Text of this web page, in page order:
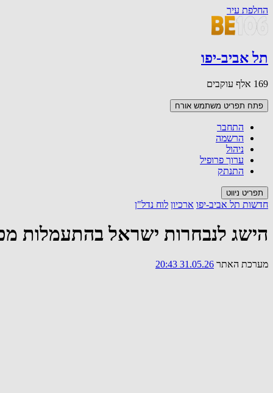
החלפת עיר
תל אביב-יפו
169 אלף עוקבים
פתח תפריט משתמש אורח
התחבר
הרשמה
ניהול
ערוך פרופיל
התנתק
תפריט ניווט
חדשות תל אביב-יפו ארכיון לוח נדל"ן
הישג לנבחרות ישראל בהתעמלות
מערכת האתר 31.05.26 20:43